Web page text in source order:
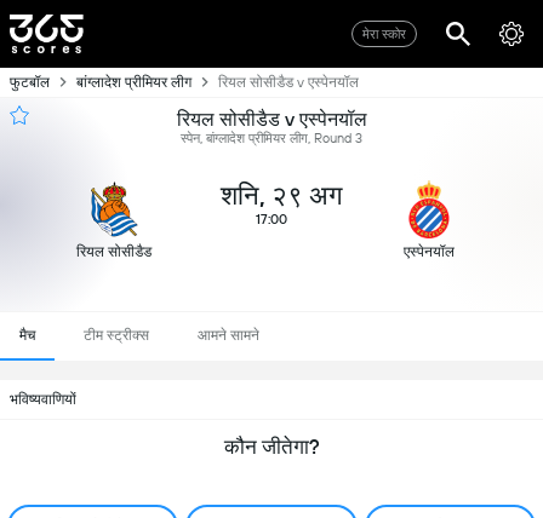
मेरा स्कोर
फुटबॉल बांग्लादेश प्रीमियर लीग रियल सोसीडैड v एस्पेनयॉल
रियल सोसीडैड v एस्पेनयॉल
स्पेन, बांग्लादेश प्रीमियर लीग, Round 3
रियल सोसीडैड
शनि, २९ अग
17:00
एस्पेनयॉल
मैच टीम स्ट्रीक्स आमने सामने
भविष्यवाणियों
कौन जीतेगा?